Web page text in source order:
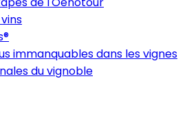
immanquables dans les vignes
du vignoble